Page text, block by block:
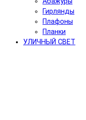
Гирлянды
Плафоны
Планки
УЛИЧНЫЙ СВЕТ